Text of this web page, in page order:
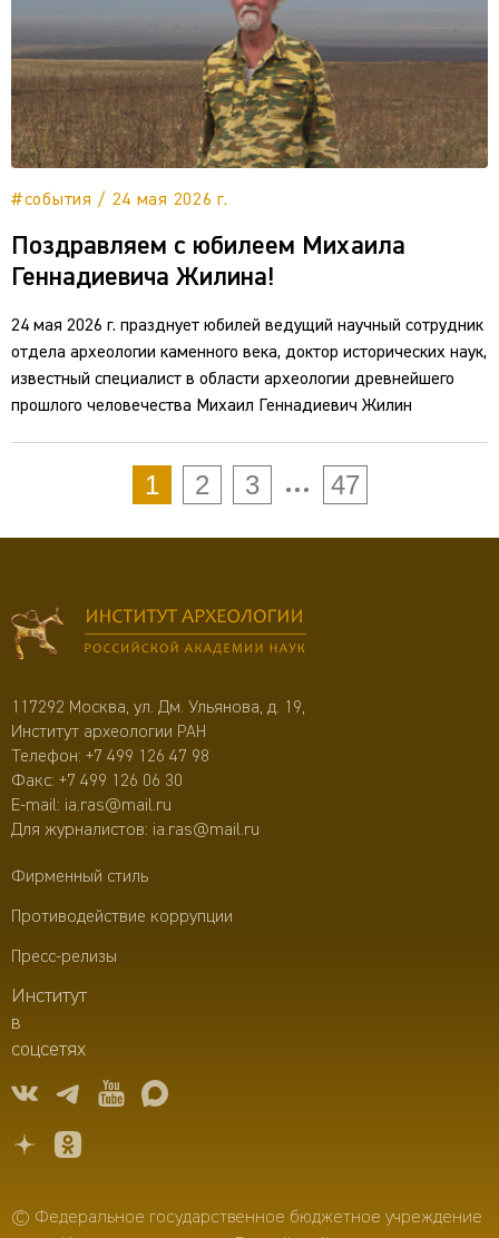
#события / 24 мая 2026 г.
Поздравляем с юбилеем Михаила
Геннадиевича Жилина!
24 мая 2026 г. празднует юбилей ведущий научный сотрудник
отдела археологии каменного века, доктор исторических наук,
известный специалист в области археологии древнейшего
прошлого человечества Михаил Геннадиевич Жилин
1 2 3 ... 47
117292 Москва, ул. Дм. Ульянова, д. 19,
Институт археологии РАН
Телефон: +7 499 126 47 98
Факс: +7 499 126 06 30
E-mail: ia.ras@mail.ru
Для журналистов: ia.ras@mail.ru
Фирменный стиль
Противодействие коррупции
Пресс-релизы
Институт
в
соцсетях
© Федеральное государственное бюджетное учреждение